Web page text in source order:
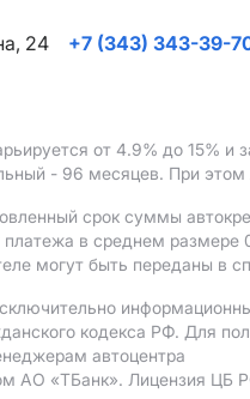
24
+7 (343) 343-39-
от 4.9% до 15% и
- 96 месяцев. При
срок суммы
платежа в среднем
могут быть переданы в
кодекса РФ. Для
автоцентра
АO «ТБанк». Лицензия ЦБ